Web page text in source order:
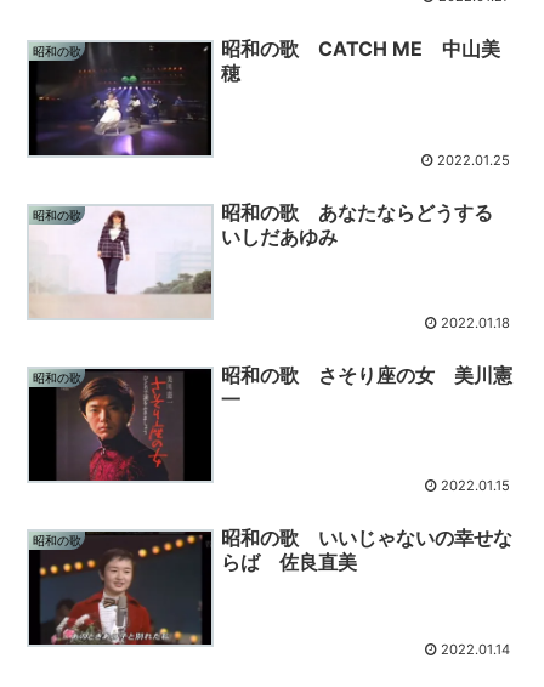
昭和の歌
昭和の歌 CATCH ME 中山美
穂
2022.01.25
昭和の歌
昭和の歌 あなたならどうする
いしだあゆみ
2022.01.18
昭和の歌
昭和の歌 さそり座の女 美川憲
一
2022.01.15
昭和の歌
昭和の歌 いいじゃないの幸せな
らば 佐良直美
2022.01.14